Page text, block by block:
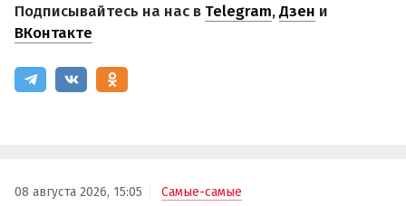
Подписывайтесь на нас в Telegram,Дзен и
ВКонтакте
08 августа 2026, 15:05 Самые-самые